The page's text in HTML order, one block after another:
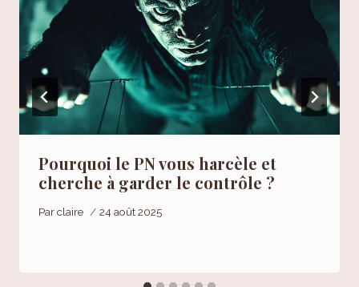
Pourquoi le PN vous harcèle et
cherche à garder le contrôle ?
Parclaire 24 août 2025